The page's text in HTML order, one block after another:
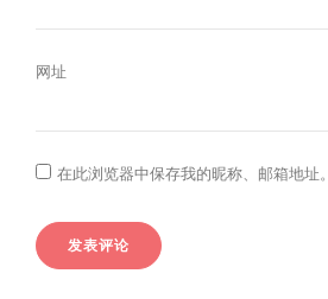
网址
在此浏览器中保存我的昵称、邮箱地址。